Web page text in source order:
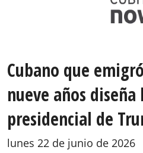
Cubano que
nueve años
presidencial de
lunes 22 de junio de 2026